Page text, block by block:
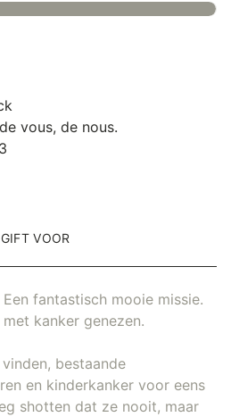
vous, de nous.
VOOR
fantastisch mooie missie.
kanker genezen.
bestaande
en kinderkanker voor eens
shotten dat ze nooit, maar